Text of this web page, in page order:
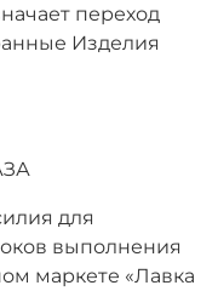
переход
Изделия
для
выполнения
маркете «Лавка